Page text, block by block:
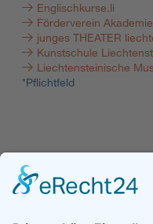
Englischkurse.li
Förderverein
junges THEATER
Kunstschule
Liechtensteinische
*Pflichtfeld
der